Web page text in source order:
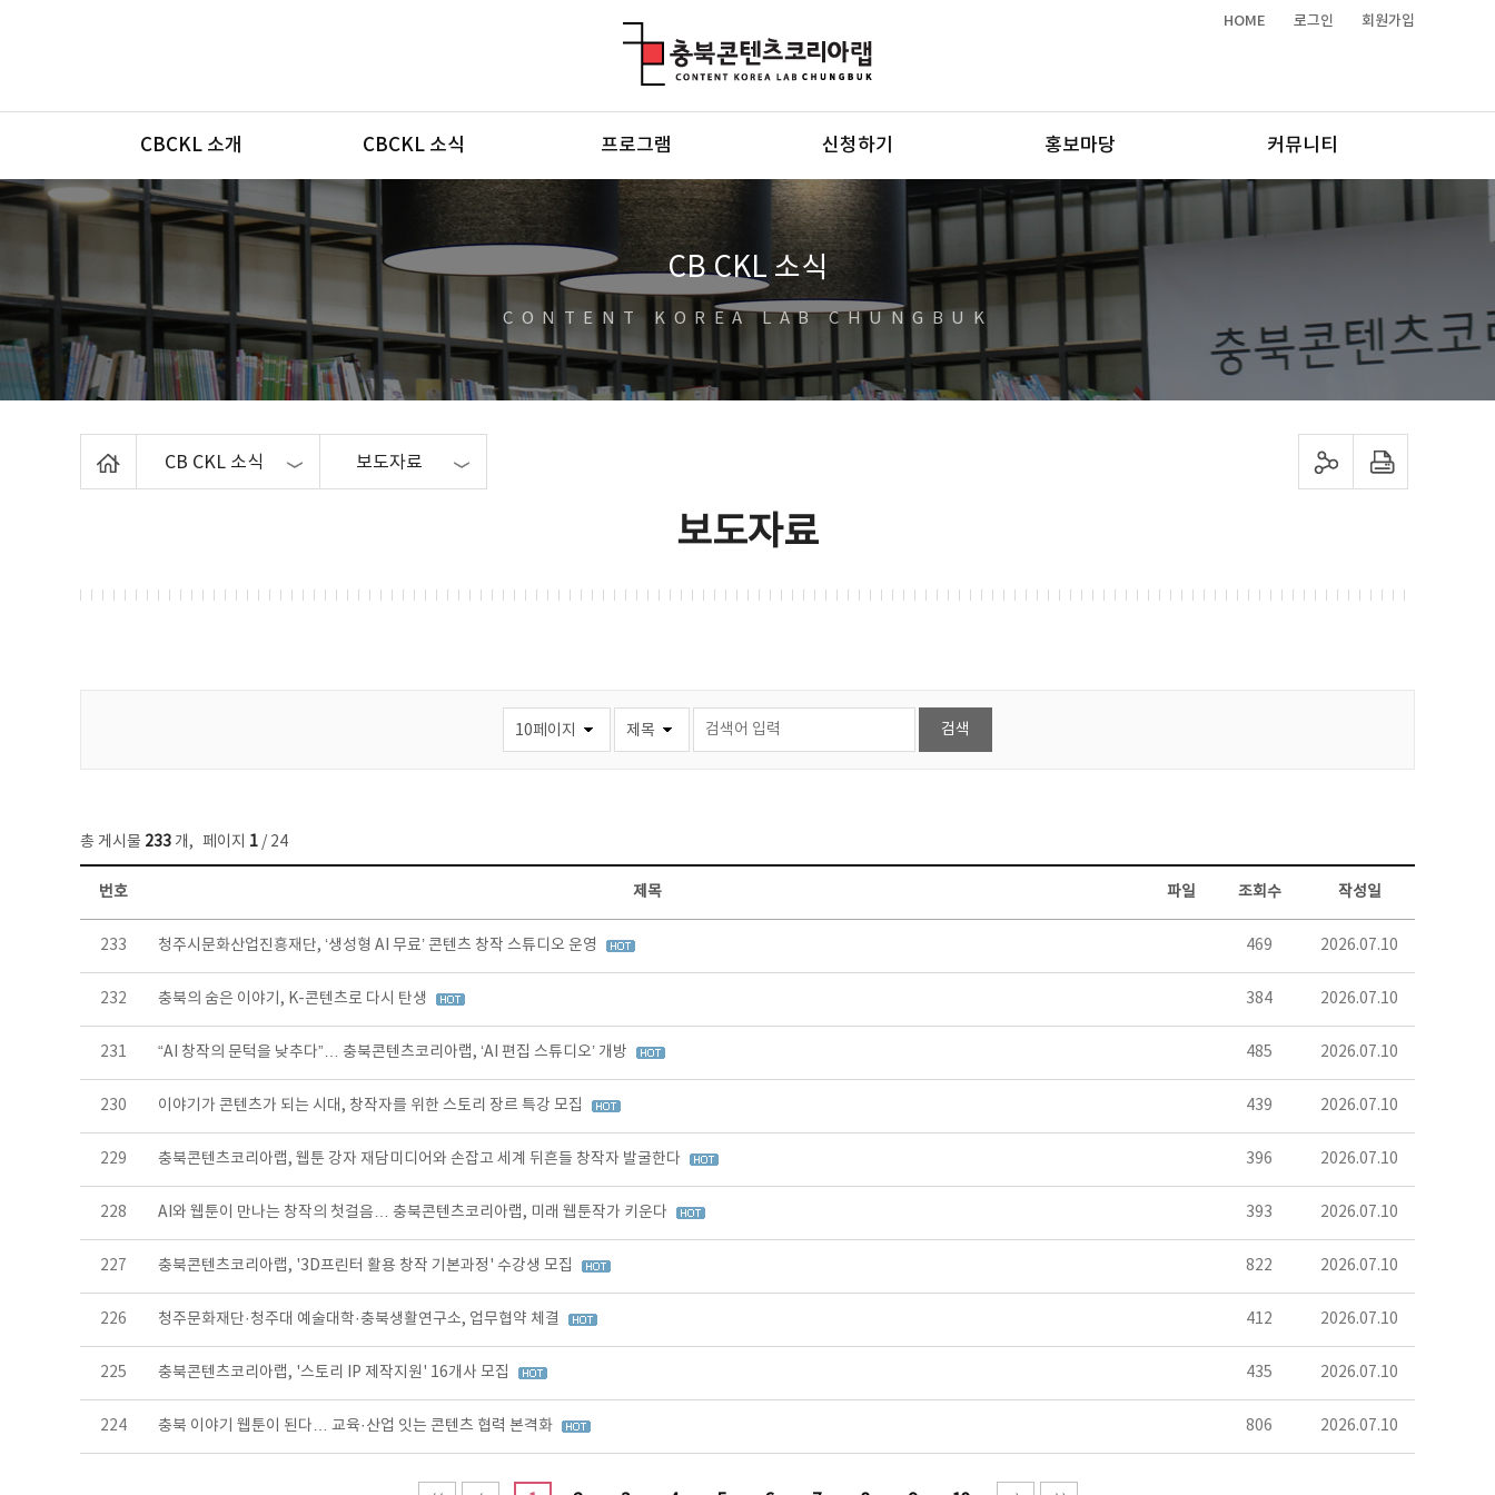
HOME 로그인 회원가입
메뉴
CBCKL 소개 CBCKL 소식 프로그램 신청하기 홍보마당 커뮤니티
CB CKL 소식
CONTENT KOREA LAB CHUNGBUK
CB CKL 소식 보도자료 sns 공유하기 프린트하기
보도자료
총 게시물 233 개, 페이지 1 / 24
보도자료 목록 - 번호, 제목, 작성자, 파일, 조회수, 작성일 정보 제공
번호 제목 파일 조회수 작성일
233 청주시문화산업진흥재단, ‘생성형 AI 무료’ 콘텐츠 창작 스튜디오 운영 469 2026.07.10
232 충북의 숨은 이야기, K-콘텐츠로 다시 탄생 384 2026.07.10
231 “AI 창작의 문턱을 낮추다”… 충북콘텐츠코리아랩, ‘AI 편집 스튜디오’ 개방 485 2026.07.10
230 이야기가 콘텐츠가 되는 시대, 창작자를 위한 스토리 장르 특강 모집 439 2026.07.10
229 충북콘텐츠코리아랩, 웹툰 강자 재담미디어와 손잡고 세계 뒤흔들 창작자 발굴한다 396 2026.07.10
228 AI와 웹툰이 만나는 창작의 첫걸음… 충북콘텐츠코리아랩, 미래 웹툰작가 키운다 393 2026.07.10
227 충북콘텐츠코리아랩, '3D프린터 활용 창작 기본과정' 수강생 모집 822 2026.07.10
226 청주문화재단·청주대 예술대학·충북생활연구소, 업무협약 체결 412 2026.07.10
225 충북콘텐츠코리아랩, '스토리 IP 제작지원' 16개사 모집 435 2026.07.10
224 충북 이야기 웹툰이 된다… 교육·산업 잇는 콘텐츠 협력 본격화 806 2026.07.10